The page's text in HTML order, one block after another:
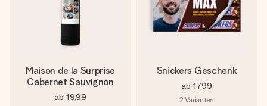
Maison de la Surprise
Cabernet Sauvignon
ab 19,99
Snickers Geschenk
ab 17,99
2 Varianten